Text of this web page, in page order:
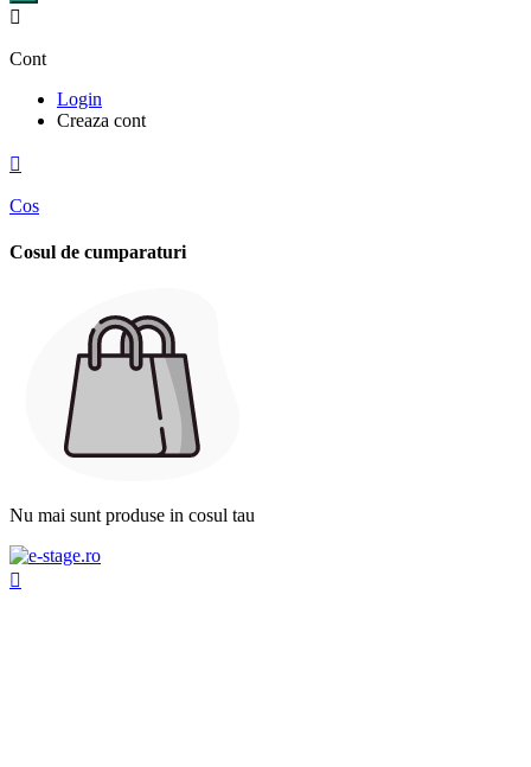

Cont
Login
Creaza cont

Cos
Cosul de cumparaturi
Nu mai sunt produse in cosul tau
